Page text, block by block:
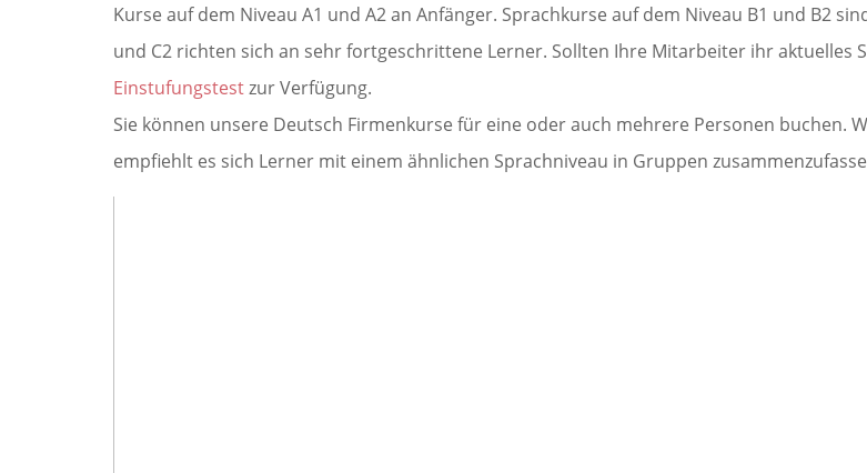
Kurse auf dem Niveau A1 und A2 an Anfänger. Sprachkurse auf dem Niveau B1 und B2
und C2 richten sich an sehr fortgeschrittene Lerner. Sollten Ihre Mitarbeiter ihr aktuelles
Einstufungstestzur Verfügung.
Sie können unsere Deutsch Firmenkurse für eine oder auch mehrere Personen buchen.
empfiehlt es sich Lerner mit einem ähnlichen Sprachniveau in Gruppen